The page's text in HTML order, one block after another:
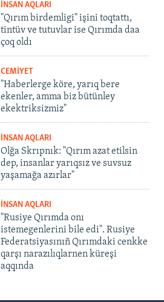
İNSAN AQLARI
"Qırım birdemligi" işini toqtattı,
tintüv ve tutuvlar ise Qırımda daa
çoq oldı
CEMİYET
"Haberlerge köre, yarıq bere
ekenler, amma biz bütünley
ekektriksizmiz"
İNSAN AQLARI
Olğa Skrıpnık: "Qırım azat etilsin
dep, insanlar yarıqsız ve suvsuz
yaşamağa azırlar"
İNSAN AQLARI
"Rusiye Qırımda onı
istemegenlerini bile edi". Rusiye
Federatsiyasınıñ Qırımdaki cenkke
qarşı narazılıqlarnen küreşi
aqqında